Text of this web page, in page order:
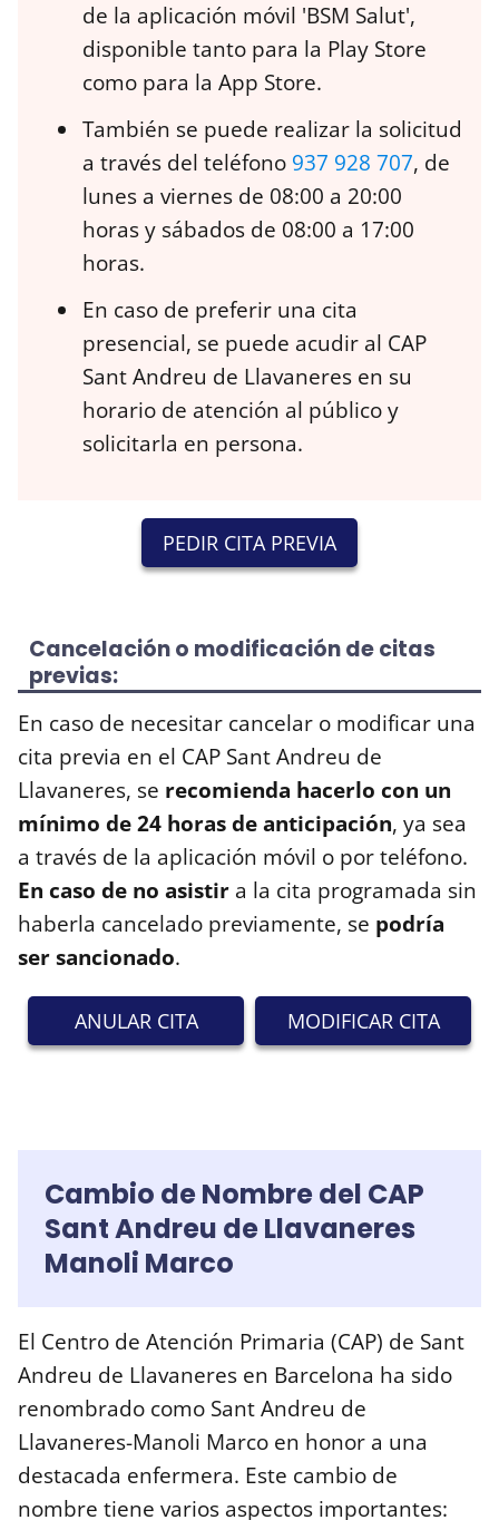
de la aplicación móvil 'BSM Salut',
disponible tanto para la Play Store
como para la App Store.
También se puede realizar la solicitud
a través del teléfono 937 928 707, de
lunes a viernes de 08:00 a 20:00
horas y sábados de 08:00 a 17:00
horas.
En caso de preferir una cita
presencial, se puede acudir al CAP
Sant Andreu de Llavaneres en su
horario de atención al público y
solicitarla en persona.
PEDIR CITA PREVIA
Cancelación o modificación de citas
previas:
En caso de necesitar cancelar o modificar una
cita previa en el CAP Sant Andreu de
Llavaneres, se recomienda hacerlo con un
mínimo de 24 horas de anticipación, ya sea
a través de la aplicación móvil o por teléfono.
En caso de no asistir a la cita programada sin
haberla cancelado previamente, se podría
ser sancionado.
ANULAR CITA MODIFICAR CITA
Cambio de Nombre del CAP
Sant Andreu de Llavaneres
Manoli Marco
El Centro de Atención Primaria (CAP) de Sant
Andreu de Llavaneres en Barcelona ha sido
renombrado como Sant Andreu de
Llavaneres-Manoli Marco en honor a una
destacada enfermera. Este cambio de
nombre tiene varios aspectos importantes: